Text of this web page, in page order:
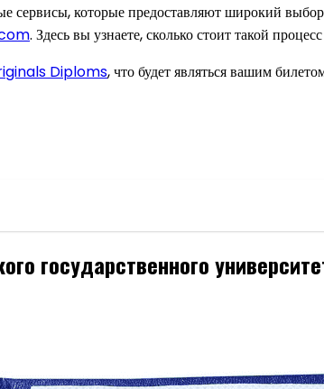
которые предоставляют широкий
. Здесь вы узнаете, сколько стоит такой
Diploms, что будет являться вашим
государственного